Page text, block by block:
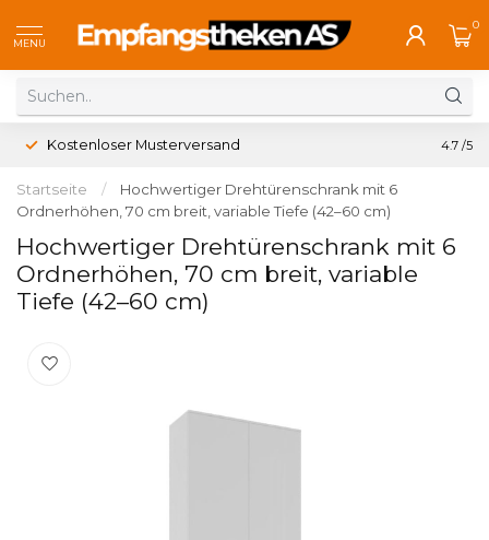
MENU
0
Kostenloser Musterversand 4.7 /5
Startseite /
Hochwertiger Drehtürenschrank mit 6
Ordnerhöhen, 70 cm breit, variable Tiefe (42–60 cm)
Hochwertiger Drehtürenschrank mit 6
Ordnerhöhen, 70 cm breit, variable
Tiefe (42–60 cm)